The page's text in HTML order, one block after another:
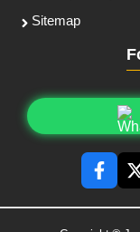
Sitemap